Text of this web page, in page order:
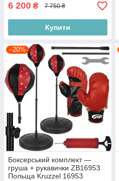
6 200 ₴ 7 750 ₴
Купити
–20%
Боксерський комплект —
груша + рукавички ZB16953
Польща Kruzzel 16953